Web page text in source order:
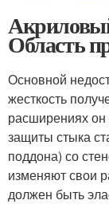
Область
Основной
жесткость
расширениях он
защиты стыка
поддона) со
изменяют свои
должен быть